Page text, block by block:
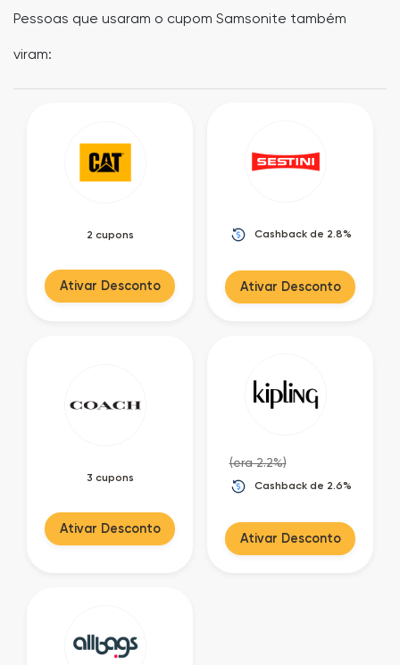
Pessoas que usaram o cupom Samsonite também
viram:
2 cupons
Ativar Desconto
Cashback de 2.8%
Ativar Desconto
3 cupons
Ativar Desconto
(era 2.2%)
Cashback de 2.6%
Ativar Desconto